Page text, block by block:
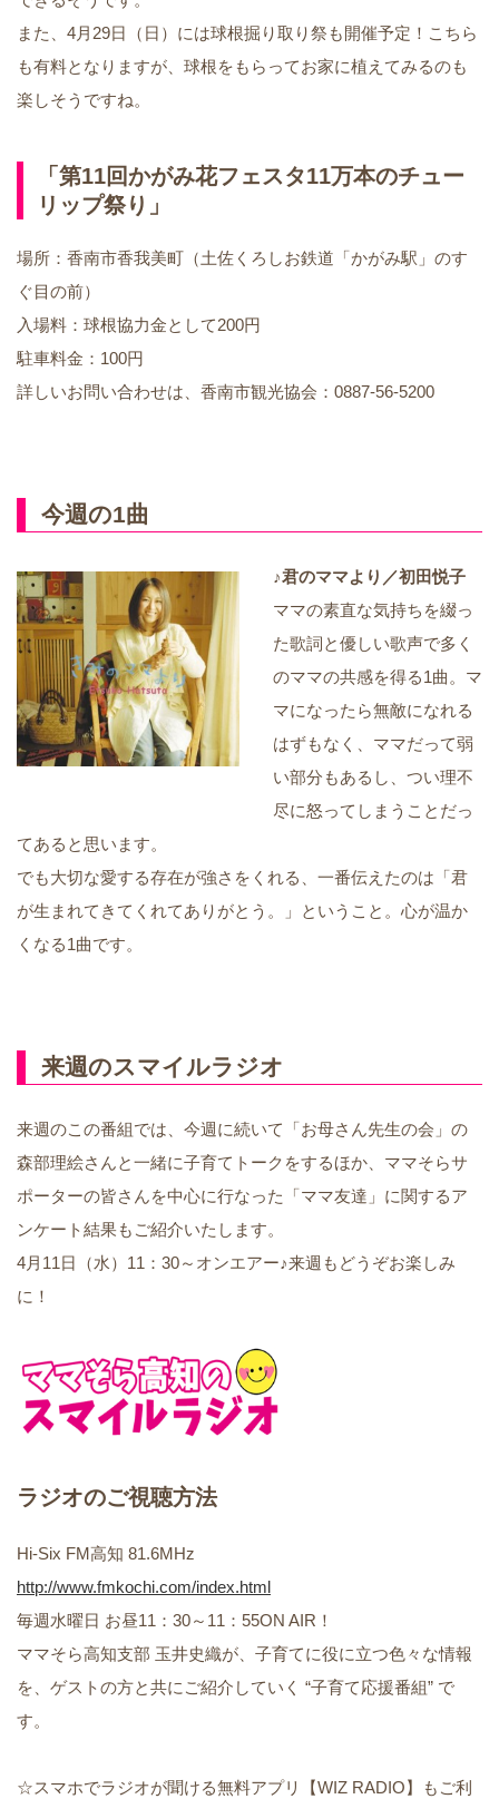
また、4月29日（日）には球根掘り取り祭も開催予定！こちら
も有料となりますが、球根をもらってお家に植えてみるのも
楽しそうですね。
「第11回かがみ花フェスタ11万本のチュー
リップ祭り」
場所：香南市香我美町（土佐くろしお鉄道「かがみ駅」のす
ぐ目の前）
入場料：球根協力金として200円
駐車料金：100円
詳しいお問い合わせは、香南市観光協会：0887-56-5200
今週の1曲
♪君のママより／初田悦子
ママの素直な気持ちを綴っ
た歌詞と優しい歌声で多く
のママの共感を得る1曲。マ
マになったら無敵になれる
はずもなく、ママだって弱
い部分もあるし、つい理不
尽に怒ってしまうことだっ
てあると思います。
でも大切な愛する存在が強さをくれる、一番伝えたのは「君
が生まれてきてくれてありがとう。」ということ。心が温か
くなる1曲です。
来週のスマイルラジオ
来週のこの番組では、今週に続いて「お母さん先生の会」の
森部理絵さんと一緒に子育てトークをするほか、ママそらサ
ポーターの皆さんを中心に行なった「ママ友達」に関するア
ンケート結果もご紹介いたします。
4月11日（水）11：30～オンエアー♪来週もどうぞお楽しみ
に！
ラジオのご視聴方法
Hi-Six FM高知 81.6MHz
http://www.fmkochi.com/index.html
毎週水曜日 お昼11：30～11：55ON AIR！
ママそら高知支部 玉井史織が、子育てに役に立つ色々な情報
を、ゲストの方と共にご紹介していく “子育て応援番組” で
す。
☆スマホでラジオが聞ける無料アプリ【WIZ RADIO】もご利